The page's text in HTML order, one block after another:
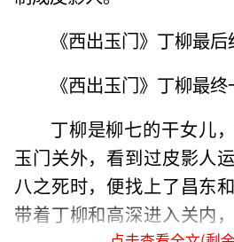
《西出玉门》丁柳最
《西出玉门》丁柳最终
丁柳是柳七的干女儿
玉门关外，看到过皮影人
八之死时，便找上了昌东
带着丁柳和高深进入关内